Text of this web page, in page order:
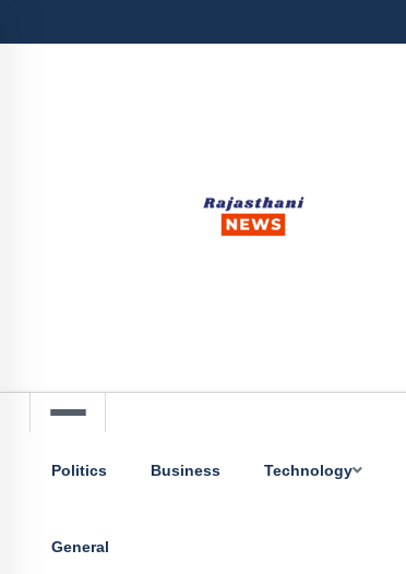
Politics Business Technology
General